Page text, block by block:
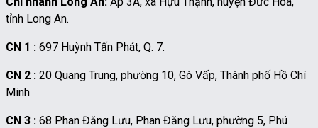
tỉnh Long An.
CN 1 : 697 Huỳnh Tấn Phát, Q. 7.
CN 2 : 20 Quang Trung, phường 10, Gò Vấp, Thành phố Hồ Chí
Minh
CN 3 : 68 Phan Đăng Lưu, Phan Đăng Lưu, phường 5, Phú